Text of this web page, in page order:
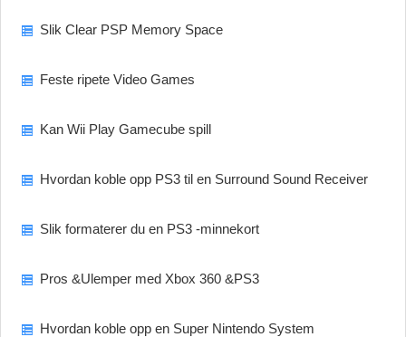
Slik Clear PSP Memory Space
Feste ripete Video Games
Kan Wii Play Gamecube spill
Hvordan koble opp PS3 til en Surround Sound Receiver
Slik formaterer du en PS3 -minnekort
Pros &Ulemper med Xbox 360 &PS3
Hvordan koble opp en Super Nintendo System